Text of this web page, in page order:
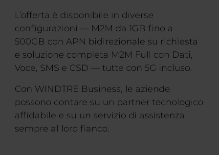
L’offerta è disponibile in diverse
configurazioni — M2M da 1GB fino a
500GB con APN bidirezionale su richiesta
e soluzione completa M2M Full con Dati,
Voce, SMS e CSD — tutte con 5G incluso.
Con WINDTRE Business, le aziende
possono contare su un partner tecnologico
affidabile e su un servizio di assistenza
sempre al loro fianco.